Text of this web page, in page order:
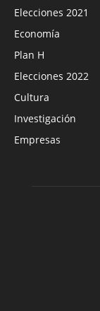
Elecciones 2021
Economía
Plan H
Elecciones 2022
Cultura
Investigación
Empresas